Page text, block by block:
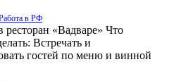
в РФ
«Вадваре» Что
Встречать и
гостей по меню и винной